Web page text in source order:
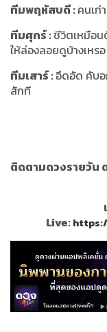
ทีมพฤหัสบดี:คนเก่
ทีมศุกร์:ชีวิตเหมือ
ให้ล่องลอยดูบ้างเหรอ
ทีมเสาร์:อึดอัด คับอ
สักที
ติดตามดวงรายวัน
Live: